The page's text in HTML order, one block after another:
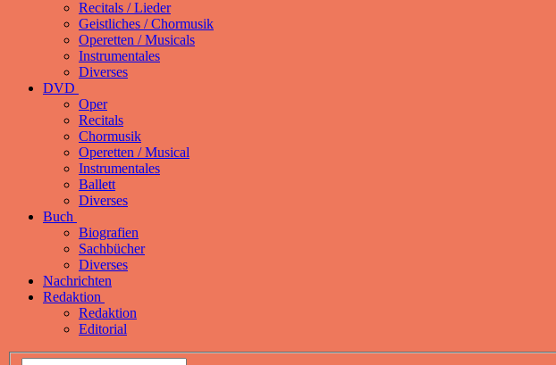
Recitals / Lieder
Geistliches / Chormusik
Operetten / Musicals
Instrumentales
Diverses
DVD
Oper
Recitals
Chormusik
Operetten / Musical
Instrumentales
Ballett
Diverses
Buch
Biografien
Sachbücher
Diverses
Nachrichten
Redaktion
Redaktion
Editorial